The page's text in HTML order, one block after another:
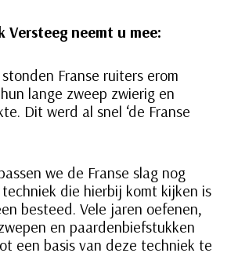
Versteeg neemt u mee:
Franse ruiters erom
lange zweep zwierig en
Dit werd al snel ‘de Franse
we de Franse slag nog
die hierbij komt kijken is
besteed. Vele jaren oefenen,
en paardenbiefstukken
een basis van deze techniek te